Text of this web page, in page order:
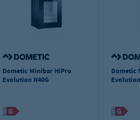
Dometic Minibar HiPro
Evolution N40G
Dometic